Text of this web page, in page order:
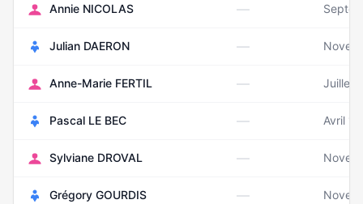
Annie NICOLAS —
Julian DAERON —
Anne-Marie FERTIL — Juillet
Pascal LE BEC — Avril
Sylviane DROVAL —
Grégory GOURDIS —